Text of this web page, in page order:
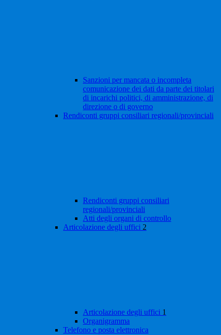
Sanzioni per mancata o incompleta
comunicazione dei dati da parte dei titolari
di incarichi politici, di amministrazione, di
direzione o di governo
Rendiconti gruppi consiliari regionali/provinciali
Rendiconti gruppi consiliari
regionali/provinciali
Atti degli organi di controllo
Articolazione degli uffici 2
Articolazione degli uffici 1
Organigramma
Telefono e posta elettronica